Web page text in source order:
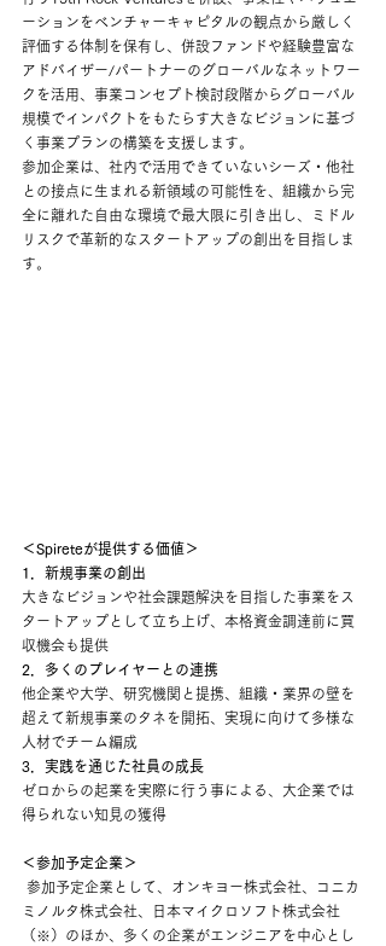
ーションをベンチャーキャピタルの観点から厳しく
評価する体制を保有し、併設ファンドや経験豊富な
アドバイザー/パートナーのグローバルなネットワー
クを活用、事業コンセプト検討段階からグローバル
規模でインパクトをもたらす大きなビジョンに基づ
く事業プランの構築を支援します。
参加企業は、社内で活用できていないシーズ・他社
との接点に生まれる新領域の可能性を、組織から完
全に離れた自由な環境で最大限に引き出し、ミドル
リスクで革新的なスタートアップの創出を目指しま
す。
＜Spireteが提供する価値＞
1．新規事業の創出
大きなビジョンや社会課題解決を目指した事業をス
タートアップとして立ち上げ、本格資金調達前に買
収機会も提供
2．多くのプレイヤーとの連携
他企業や大学、研究機関と提携、組織・業界の壁を
超えて新規事業のタネを開拓、実現に向けて多様な
人材でチーム編成
3．実践を通じた社員の成長
ゼロからの起業を実際に行う事による、大企業では
得られない知見の獲得
＜参加予定企業＞
ミノルタ株式会社、日本マイクロソフト株式会社
（※）のほか、多くの企業がエンジニアを中心とし